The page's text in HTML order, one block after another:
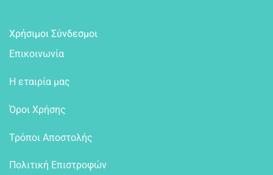
Χρήσιμοι Σύνδεσμοι
Επικοινωνία
Η εταιρία μας
Όροι Χρήσης
Τρόποι Αποστολής
Πολιτική Επιστροφών